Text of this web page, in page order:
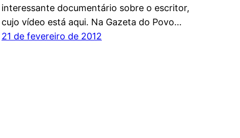
interessante documentário sobre o escritor,
cujo vídeo está aqui. Na Gazeta do Povo…
21 de fevereiro de 2012